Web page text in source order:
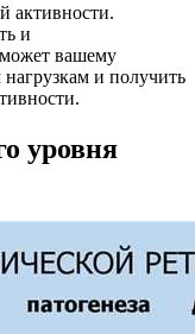
активности.
и
вашему
и получить
уровня